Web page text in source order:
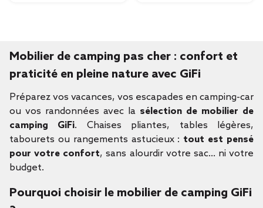
Mobilier de camping pas cher : confort et
praticité en pleine nature avec GiFi
Préparez vos vacances, vos escapades en camping-car
ou vos randonnées avec la sélection de mobilier de
camping GiFi. Chaises pliantes, tables légères,
tabourets ou rangements astucieux : tout est pensé
pour votre confort, sans alourdir votre sac… ni votre
budget.
Pourquoi choisir le mobilier de camping GiFi